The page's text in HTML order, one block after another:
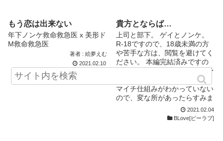
もう恋は出来ない
年下ノンケ救命救急医 x 美形ド
M救命救急医
著者 : 絵夢えむ
2021.02.10
貴方とならば…
上司と部下。 ゲイとノンケ。
R-18ですので、18歳未満の方
や苦手な方は、閲覧を避けてく
ださい。 本編完結済みですの
で、のんびりと後日談を更新予
定です。 初の小説な上に、イ
マイチ仕組みがわかっていない
ので、変な所があったらすみま
せん…。 また、誤字脱字があ
りましたら、ご指摘お願いしま
2021.02.04
BLove[ビーラブ]